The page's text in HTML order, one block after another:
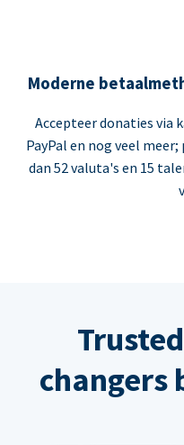
Moderne
Accepteer donaties via
PayPal en nog veel
dan 52 valuta's en 15
changers